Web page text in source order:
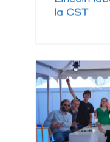
la CST